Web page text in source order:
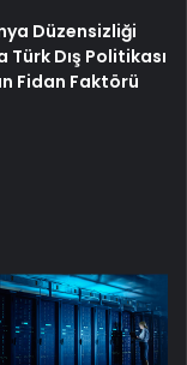
Düzensizliği
Türk Dış Politikası
Fidan Faktörü